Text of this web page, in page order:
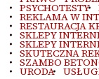
PSYCHOTESTY
REKLAMA W
RESTAURACJA
SKLEPY
SKLEPY
SKUTECZNA
SZAMBO
URODA